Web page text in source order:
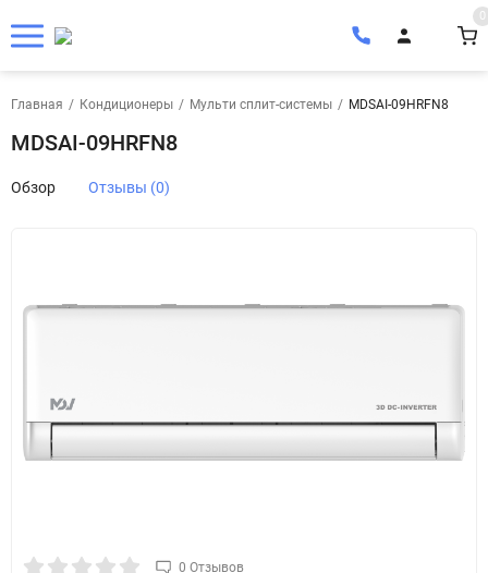
0
Главная / Кондиционеры / Мульти сплит-системы / MDSAI-09HRFN8
MDSAI-09HRFN8
Обзор Отзывы (0)
0 Отзывов